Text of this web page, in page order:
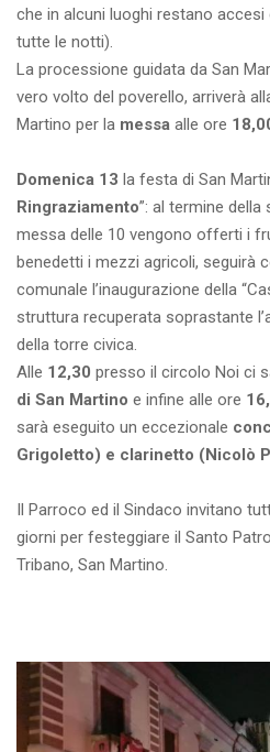
che in alcuni luoghi restano
tutte le notti).
La processione guidata da San
vero volto del poverello, arriverà
Martino per la messa alle ore
Domenica 13 la festa di San
Ringraziamento”: al termine
messa delle 10 vengono offerti i
benedetti i mezzi agricoli, seguirà
comunale l’inaugurazione della
struttura recuperata soprastante
della torre civica.
Alle 12,30 presso il circolo Noi ci
di San Martino e infine alle ore
sarà eseguito un eccezionale
Grigoletto) e clarinetto (Nicolò
Il Parroco ed il Sindaco invitano
giorni per festeggiare il Santo
Tribano, San Martino.